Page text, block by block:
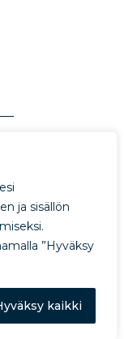
ja sisällön
”Hyväksy
kaikki